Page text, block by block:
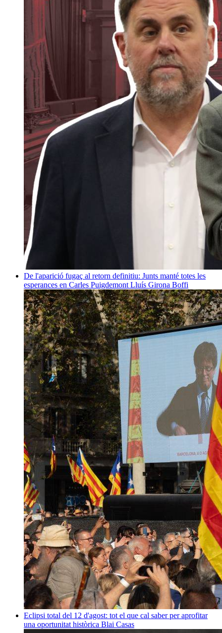
De l'aparició fugaç al retorn definitiu: Junts manté totes les
esperances en Carles Puigdemont Lluís Girona Boffi
Eclipsi total del 12 d'agost: tot el que cal saber per aprofitar
una oportunitat històrica Blai Casas